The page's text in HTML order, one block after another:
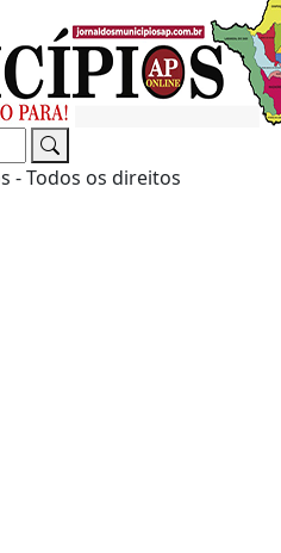
- Todos os direitos